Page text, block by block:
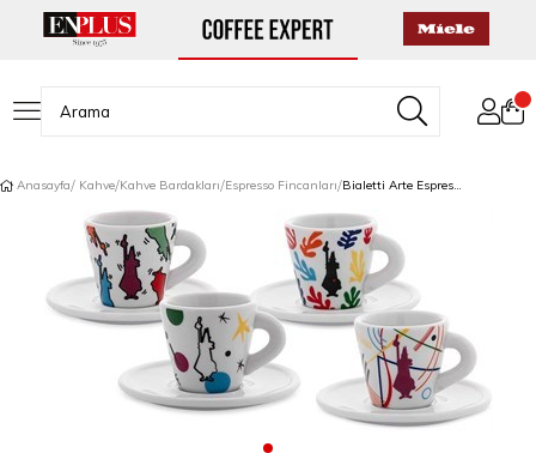
Anasayfa Kahve Kahve Bardakları Espresso Fincanları Bialetti Arte Espresso Fincan Seti 4'lü